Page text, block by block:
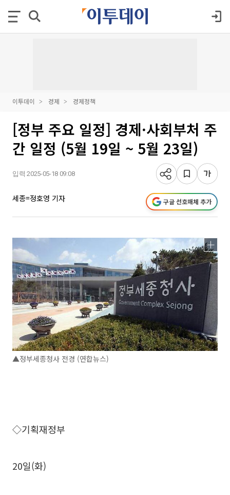
이투데이 경제 경제정책
[정부 주요 일정] 경제·사회부처 주
간 일정 (5월 19일 ~ 5월 23일)
입력 2025-05-18 09:08
세종=정호영 기자 구글 선호매체 추가
▲정부세종청사 전경 (연합뉴스)
◇기획재정부
20일(화)